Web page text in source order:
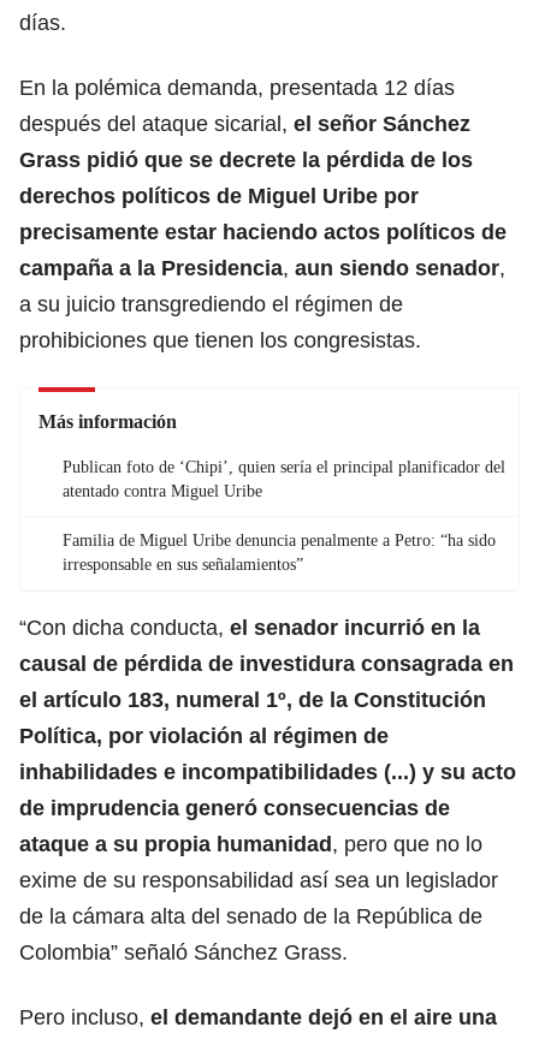
días.
En la polémica demanda, presentada 12 días
después del ataque sicarial, el señor Sánchez
Grass pidió que se decrete la pérdida de los
derechos políticos de Miguel Uribe por
precisamente estar haciendo actos políticos de
campaña a la Presidencia, aun siendo senador,
a su juicio transgrediendo el régimen de
prohibiciones que tienen los congresistas.
Más información
Publican foto de ‘Chipi’, quien sería el principal planificador del
atentado contra Miguel Uribe
Familia de Miguel Uribe denuncia penalmente a Petro: “ha sido
irresponsable en sus señalamientos”
“Con dicha conducta, el senador incurrió en la
causal de pérdida de investidura consagrada en
el artículo 183, numeral 1º, de la Constitución
Política, por violación al régimen de
inhabilidades e incompatibilidades (...) y su acto
de imprudencia generó consecuencias de
ataque a su propia humanidad, pero que no lo
exime de su responsabilidad así sea un legislador
de la cámara alta del senado de la República de
Colombia” señaló Sánchez Grass.
Pero incluso, el demandante dejó en el aire una